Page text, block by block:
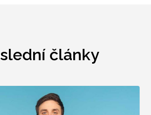
články